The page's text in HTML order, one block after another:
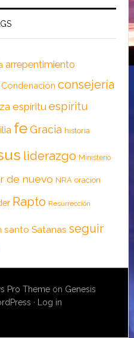
arrepentimiento
Condenación consejería
espíritu espíritu
feGracia historia
liderazgo Ministerio
de nuevo NRA oracion
Rapto Resurrección
santo Satanas seguir
Pro Themeon Genesis
· Log in